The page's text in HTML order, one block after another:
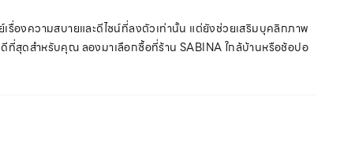
รื่องความสบายและดีไซน์ที่ลงตัวเท่านั้น แต่ยังช่วยเสริมบุคลิกภาพ
ที่สุดสำหรับคุณ ลองมาเลือกซื้อที่ร้าน SABINA ใกล้บ้านหรือช้อปอ